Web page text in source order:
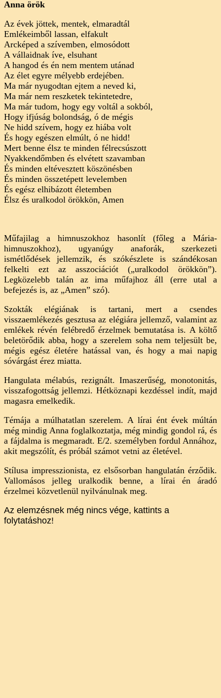
Anna örök
Az évek jöttek, mentek, elmaradtál
Emlékeimből lassan, elfakult
Arcképed a szívemben, elmosódott
A vállaidnak íve, elsuhant
A hangod és én nem mentem utánad
Az élet egyre mélyebb erdejében.
Ma már nyugodtan ejtem a neved ki,
Ma már nem reszketek tekintetedre,
Ma már tudom, hogy egy voltál a sokból,
Hogy ifjúság bolondság, ó de mégis
Ne hidd szívem, hogy ez hiába volt
És hogy egészen elmúlt, ó ne hidd!
Mert benne élsz te minden félrecsúszott
Nyakkendőmben és elvétett szavamban
És minden eltévesztett köszönésben
És minden összetépett levelemben
És egész elhibázott életemben
Élsz és uralkodol örökkön, Amen
Műfajilag a himnuszokhoz hasonlít (főleg a Mária-
himnuszokhoz), ugyanúgy anaforák, szerkezeti
ismétlődések jellemzik, és szókészlete is szándékosan
felkelti ezt az asszociációt („uralkodol örökkön”).
Legközelebb talán az ima műfajhoz áll (erre utal a
befejezés is, az „Amen” szó).
Szokták elégiának is tartani, mert a csendes
visszaemlékezés gesztusa az elégiára jellemző, valamint az
emlékek révén felébredő érzelmek bemutatása is. A költő
beletörődik abba, hogy a szerelem soha nem teljesült be,
mégis egész életére hatással van, és hogy a mai napig
sóvárgást érez miatta.
Hangulata mélabús, rezignált. Imaszerűség, monotonitás,
visszafogottság jellemzi. Hétköznapi kezdéssel indít, majd
magasra emelkedik.
Témája a múlhatatlan szerelem. A lírai ént évek múltán
még mindig Anna foglalkoztatja, még mindig gondol rá, és
a fájdalma is megmaradt. E/2. személyben fordul Annához,
akit megszólít, és próbál számot vetni az életével.
Stílusa impresszionista, ez elsősorban hangulatán érződik.
Vallomásos jelleg uralkodik benne, a lírai én áradó
érzelmei közvetlenül nyilvánulnak meg.
Az elemzésnek még nincs vége, kattints a
folytatáshoz!